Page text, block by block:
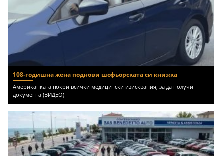
108-годишна жена поднови шофьорската си книжка
Американката покри всички медицински изисквания, за да получи
документа (ВИДЕО)